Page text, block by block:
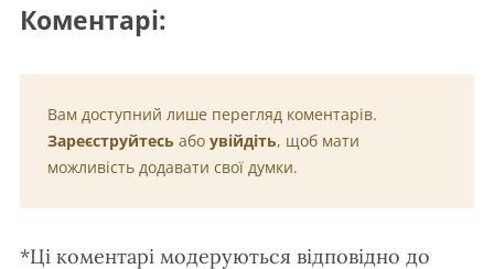
Коментарі:
Вам доступний лише перегляд коментарів.
Зареєструйтесь або увійдіть, щоб мати
можливість додавати свої думки.
*Ці коментарі модеруються відповідно до